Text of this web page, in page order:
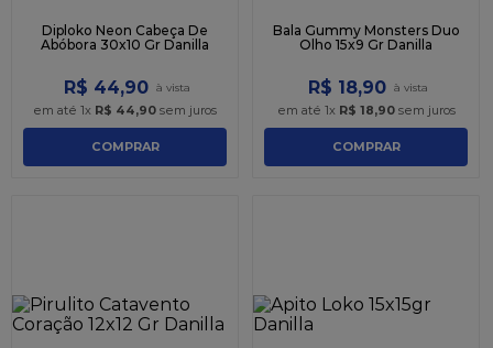
Diploko Neon Cabeça De
Abóbora 30x10 Gr Danilla
R$ 44,90
em até 1x R$ 44,90 sem juros
COMPRAR
Bala Gummy Monsters Duo
Olho 15x9 Gr Danilla
R$ 18,90
em até 1x R$ 18,90sem juros
COMPRAR